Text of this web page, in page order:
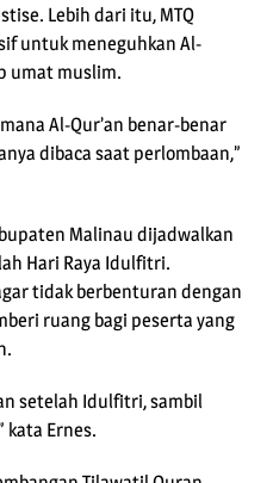
Lebih dari itu, MTQ
untuk meneguhkan Al-
umat muslim.
Al-Qur’an benar-benar
dibaca saat perlombaan,”
Malinau dijadwalkan
Hari Raya Idulfitri.
tidak berbenturan dengan
ruang bagi peserta yang
setelah Idulfitri, sambil
kata Ernes.